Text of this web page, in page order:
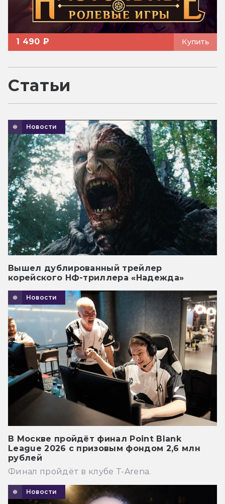
1 490 ₽ Купить
Статьи
Новости
Вышел дублированный трейлер
корейского НФ-триллера «Надежда»
Новости
В Москве пройдёт финал Point Blank
League 2026 с призовым фондом 2,6 млн
рублей
Финал пройдёт в клубе T-Arena.
Новости